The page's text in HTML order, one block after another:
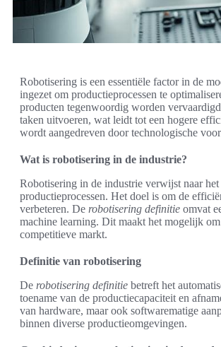
Robotisering is een essentiële factor in de
ingezet om productieprocessen te
producten tegenwoordig worden
taken uitvoeren, wat leidt tot een hogere
wordt aangedreven door technologische
Wat is robotisering in de industrie?
Robotisering in de industrie verwijst naar
productieprocessen. Het doel is om de
verbeteren. De robotisering definitie omvat
machine learning. Dit maakt het mogelijk
competitieve markt.
Definitie van robotisering
De robotisering definitie betreft het
toename van de productiecapaciteit en
van hardware, maar ook softwarematige
binnen diverse productieomgevingen.